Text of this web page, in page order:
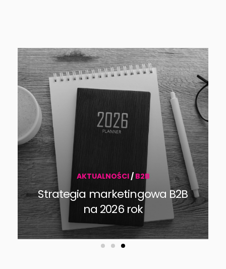
AKTUALNOŚCI/ B2B
Strategia marketingowa B2B
na 2026 rok